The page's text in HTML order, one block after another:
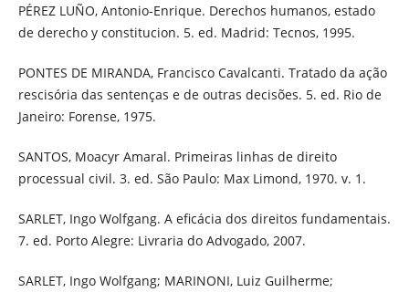
PÉREZ LUÑO, Antonio-Enrique. Derechos humanos, estado
de derecho y constitucion. 5. ed. Madrid: Tecnos, 1995.
PONTES DE MIRANDA, Francisco Cavalcanti. Tratado da ação
rescisória das sentenças e de outras decisões. 5. ed. Rio de
Janeiro: Forense, 1975.
SANTOS, Moacyr Amaral. Primeiras linhas de direito
processual civil. 3. ed. São Paulo: Max Limond, 1970. v. 1.
SARLET, Ingo Wolfgang. A eficácia dos direitos fundamentais.
7. ed. Porto Alegre: Livraria do Advogado, 2007.
SARLET, Ingo Wolfgang; MARINONI, Luiz Guilherme;